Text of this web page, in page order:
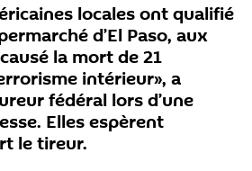
locales ont qualifié
d’El Paso, aux
la mort de 21
intérieur», a
fédéral lors d’une
Elles espèrent
le tireur.